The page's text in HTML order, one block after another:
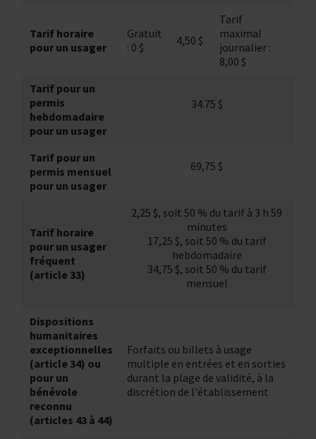
Tarif horaire
pour un usager
Gratuit
: 0 $
4,50 $
Tarif
maximal
journalier :
8,00 $
Tarif pour un
permis
hebdomadaire
pour un usager
34.75 $
Tarif pour un
permis mensuel
pour un usager
69,75 $
Tarif horaire
pour un usager
fréquent
(article 33)
2,25 $, soit 50 % du tarif à 3 h 59
minutes
17,25 $, soit 50 % du tarif
hebdomadaire
34,75 $, soit 50 % du tarif
mensuel
Dispositions
humanitaires
exceptionnelles
(article 34) ou
pour un
bénévole
reconnu
(articles 43 à 44)
Forfaits ou billets à usage
multiple en entrées et en sorties
durant la plage de validité, à la
discrétion de l'établissement